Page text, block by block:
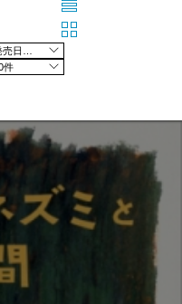
件